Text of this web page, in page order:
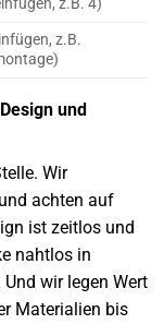
z.B. 4)
z.B.
und
Wir
achten auf
ist zeitlos und
nahtlos in
wir legen Wert
Materialien bis